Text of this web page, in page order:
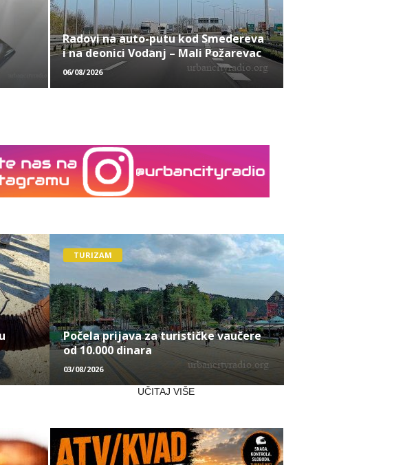
Radovi na auto-putu kod Smedereva
i na deonici Vodanj – Mali Požarevac
06/08/2026
TURIZAM
Počela prijava za turističke vaučere
od 10.000 dinara
03/08/2026
UČITAJ VIŠE